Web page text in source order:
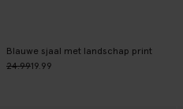
Blauwe sjaal met landschap print
24.9919.99